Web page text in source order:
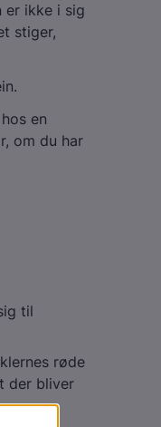
er ikke i sig
stiger,
en
om du har
til
røde
der bliver